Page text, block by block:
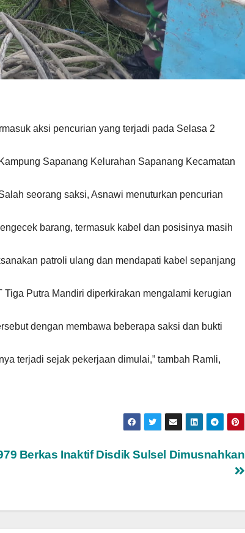
aksi pencurian yang terjadi pada Selasa 2
Sapanang Kelurahan Sapanang Kecamatan
seorang saksi, Asnawi menuturkan pencurian
barang, termasuk kabel dan posisinya masih
patroli ulang dan mendapati kabel sepanjang
Putra Mandiri diperkirakan mengalami kerugian
dengan membawa beberapa saksi dan bukti
terjadi sejak pekerjaan dimulai,” tambah Ramli,
Berkas Inaktif Disdik Sulsel Dimusnahkan